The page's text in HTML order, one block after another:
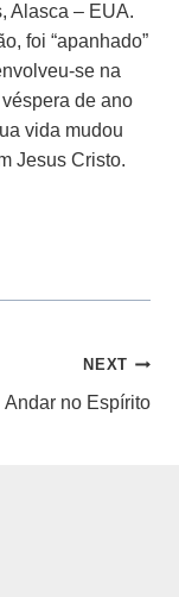
Alasca – EUA.
foi “apanhado”
se na
de ano
vida mudou
Jesus Cristo.
NEXT
Andar no Espírito